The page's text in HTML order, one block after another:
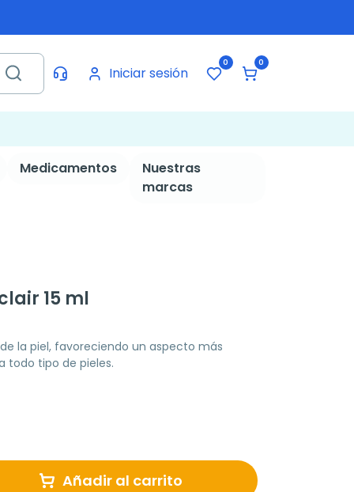
Iniciar sesión
0 0
Medicamentos
Nuestras
marcas
15 ml
la piel, favoreciendo un aspecto más
todo tipo de pieles.
Añadir al carrito